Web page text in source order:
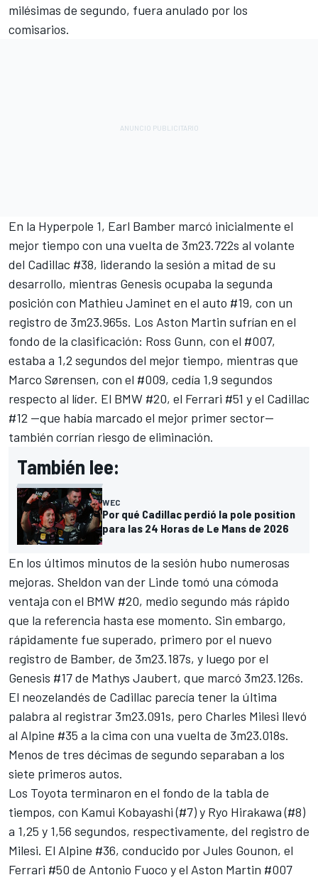
milésimas de segundo, fuera anulado por los
comisarios.
En la Hyperpole 1, Earl Bamber marcó inicialmente el
mejor tiempo con una vuelta de 3m23.722s al volante
del Cadillac #38, liderando la sesión a mitad de su
desarrollo, mientras Genesis ocupaba la segunda
posición con Mathieu Jaminet en el auto #19, con un
registro de 3m23.965s. Los Aston Martin sufrían en el
fondo de la clasificación: Ross Gunn, con el #007,
estaba a 1,2 segundos del mejor tiempo, mientras que
Marco Sørensen, con el #009, cedía 1,9 segundos
respecto al líder. El BMW #20, el Ferrari #51 y el Cadillac
#12 —que había marcado el mejor primer sector—
también corrían riesgo de eliminación.
También lee:
WEC
Por qué Cadillac perdió la pole position
para las 24 Horas de Le Mans de 2026
En los últimos minutos de la sesión hubo numerosas
mejoras. Sheldon van der Linde tomó una cómoda
ventaja con el BMW #20, medio segundo más rápido
que la referencia hasta ese momento. Sin embargo,
rápidamente fue superado, primero por el nuevo
registro de Bamber, de 3m23.187s, y luego por el
Genesis #17 de Mathys Jaubert, que marcó 3m23.126s.
El neozelandés de Cadillac parecía tener la última
palabra al registrar 3m23.091s, pero Charles Milesi llevó
al Alpine #35 a la cima con una vuelta de 3m23.018s.
Menos de tres décimas de segundo separaban a los
siete primeros autos.
Los Toyota terminaron en el fondo de la tabla de
tiempos, con Kamui Kobayashi(#7) y Ryo Hirakawa(#8)
a 1,25 y 1,56 segundos, respectivamente, del registro de
Milesi. El Alpine #36, conducido porJules Gounon, el
Ferrari #50 de Antonio Fuoco y el Aston Martin #007